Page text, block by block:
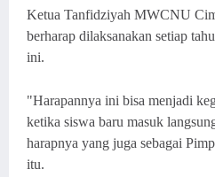
Ketua Tanfidziyah MWCNU
berharap dilaksanakan setiap
ini.
"Harapannya ini bisa menjadi
ketika siswa baru masuk
harapnya yang juga sebagai
itu.